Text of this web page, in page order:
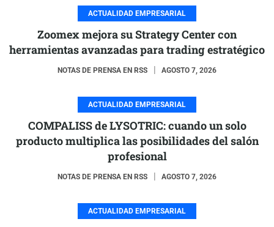
ACTUALIDAD EMPRESARIAL
Zoomex mejora su Strategy Center con
herramientas avanzadas para trading estratégico
NOTAS DE PRENSA EN RSS AGOSTO 7, 2026
ACTUALIDAD EMPRESARIAL
COMPALISS de LYSOTRIC: cuando un solo
producto multiplica las posibilidades del salón
profesional
NOTAS DE PRENSA EN RSS AGOSTO 7, 2026
ACTUALIDAD EMPRESARIAL